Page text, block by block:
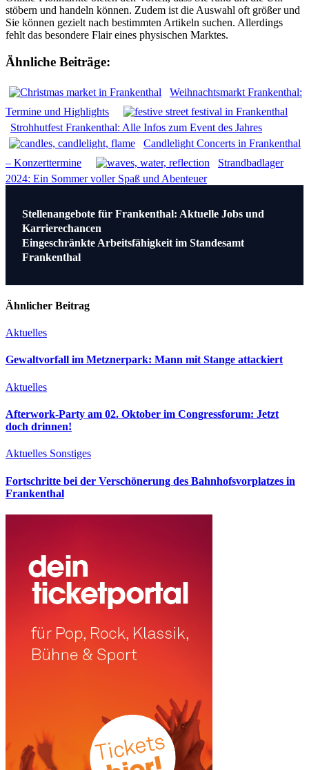
stöbern und handeln können. Zudem ist die Auswahl oft größer und
Sie können gezielt nach bestimmten Artikeln suchen. Allerdings
fehlt das besondere Flair eines physischen Marktes.
Ähnliche Beiträge:
Weihnachtsmarkt Frankenthal:
Termine und Highlights
Strohhutfest Frankenthal: Alle Infos zum Event des Jahres
Candlelight Concerts in Frankenthal
– Konzerttermine
Strandbadlager
2024: Ein Sommer voller Spaß und Abenteuer
Beitragsnavigation
Stellenangebote für Frankenthal: Aktuelle Jobs und
Karrierechancen
Eingeschränkte Arbeitsfähigkeit im Standesamt
Frankenthal
Ähnlicher Beitrag
Aktuelles
Gewaltvorfall im Metznerpark: Mann mit Stange attackiert
Aktuelles
Afterwork-Party am 02. Oktober im Congressforum: Jetzt
doch drinnen!
Aktuelles Sonstiges
Fortschritte bei der Verschönerung des Bahnhofsvorplatzes in
Frankenthal